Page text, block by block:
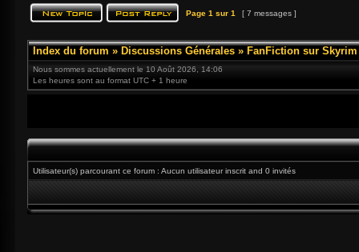
Page 1 sur 1 [ 7 messages ]
Index du forum » Discussions Générales » FanFiction sur Skyrim
Nous sommes actuellement le 10 Août 2026, 14:06
Les heures sont au format UTC + 1 heure
Utilisateur(s) parcourant ce forum : Aucun utilisateur inscrit and 0 invités